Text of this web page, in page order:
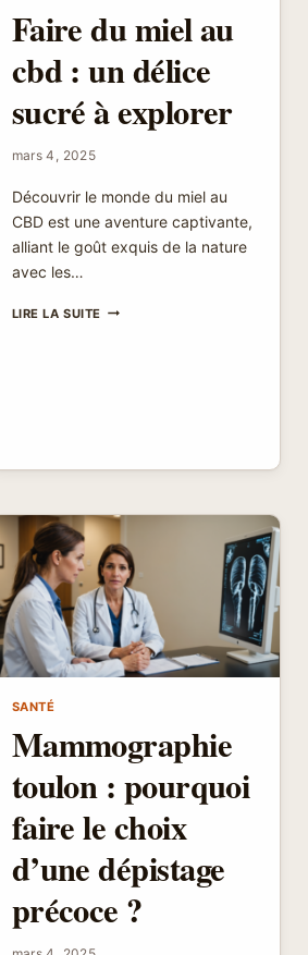
Faire du miel au
cbd : un délice
sucré à explorer
mars 4, 2025
Découvrir le monde du miel au
CBD est une aventure captivante,
alliant le goût exquis de la nature
avec les…
LIRE LA SUITEFAIRE
SANTÉ
Mammographie
toulon : pourquoi
faire le choix
d’une dépistage
précoce ?